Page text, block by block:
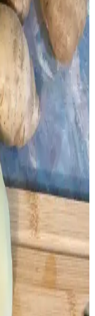
Sütle Pratik
yapmak
kremamsı
dondurularak
Doğru
ve kullanım
ve tuzlu tarifler,
sunuluyor.